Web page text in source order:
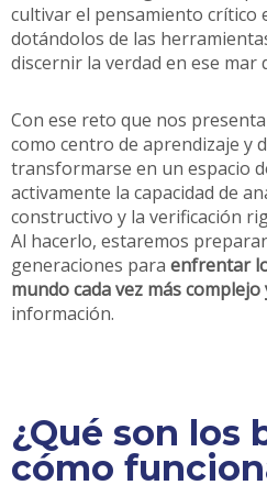
cultivar el pensamiento crítico
dotándolos de las
discernir la verdad en ese mar
Con ese reto que nos
como centro de aprendizaje y
transformarse en un espacio
activamente la capacidad de
constructivo y la verificación
Al hacerlo, estaremos
generaciones para enfrentar
mundo cada vez más
información.
¿Qué son los
cómo